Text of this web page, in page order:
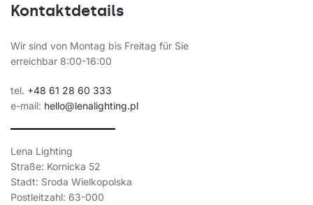
Kontaktdetails
Wir sind von Montag bis Freitag für Sie
erreichbar 8:00-16:00
tel. +48 61 28 60 333
e-mail: hello@lenalighting.pl
Lena Lighting
Straße: Kornicka 52
Stadt: Sroda Wielkopolska
Postleitzahl: 63-000